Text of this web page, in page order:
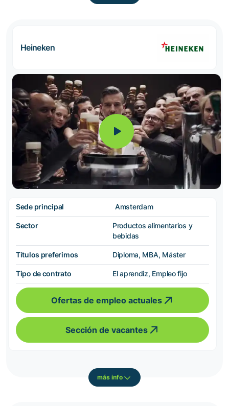
Heineken
Sede principal Amsterdam
Sector
Productos alimentarios y
bebidas
Títulos preferimos Diploma, MBA, Máster
Tipo de contrato El aprendiz, Empleo fijo
Ofertas de empleo actuales
Sección de vacantes
más info